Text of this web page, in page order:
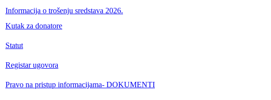
Informacija o trošenju sredstava 2026.
Kutak za donatore
Statut
Registar ugovora
Pravo na pristup informacijama- DOKUMENTI